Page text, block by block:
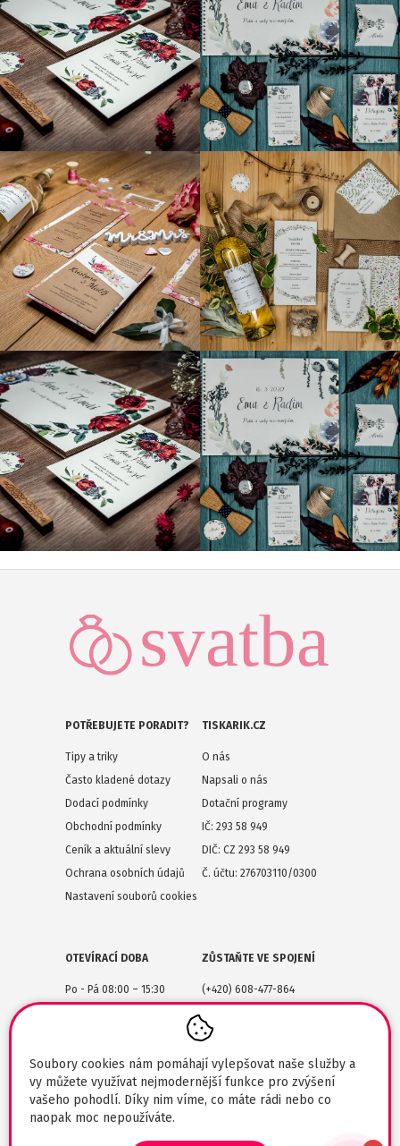
Soubory cookies nám pomáhají vylepšovat naše služby a
vy můžete využívat nejmodernější funkce pro zvýšení
vašeho pohodlí. Díky nim víme, co máte rádi nebo co
naopak moc nepoužíváte.
POTŘEBUJETE PORADIT?
Tipy a triky
Často kladené dotazy
Dodací podmínky
Obchodní podmínky
Ceník a aktuální slevy
Ochrana osobních údajů
Nastavení souborů cookies
TISKARIK.CZ
O nás
Napsali o nás
Dotační programy
IČ: 293 58 949
DIČ: CZ 293 58 949
Č. účtu: 276703110/0300
OTEVÍRACÍ DOBA
Po - Pá 08:00 – 15:30
Jaroměřice nad Rokytnou
675 51
ZŮSTAŇTE VE SPOJENÍ
(+420) 608-477-864